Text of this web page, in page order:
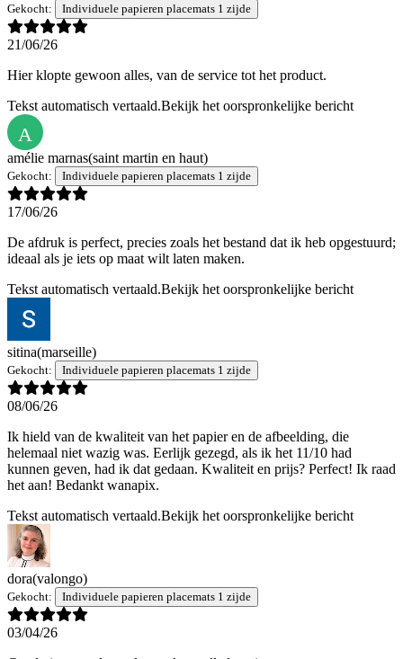
Gekocht: Individuele papieren placemats 1 zijde
21/06/26
Hier klopte gewoon alles, van de service tot het product.
Tekst automatisch vertaald.Bekijk het oorspronkelijke bericht
A
amélie marnas(saint martin en haut)
Gekocht: Individuele papieren placemats 1 zijde
17/06/26
De afdruk is perfect, precies zoals het bestand dat ik heb opgestuurd;
ideaal als je iets op maat wilt laten maken.
Tekst automatisch vertaald.Bekijk het oorspronkelijke bericht
sitina(marseille)
Gekocht: Individuele papieren placemats 1 zijde
08/06/26
Ik hield van de kwaliteit van het papier en de afbeelding, die
helemaal niet wazig was. Eerlijk gezegd, als ik het 11/10 had
kunnen geven, had ik dat gedaan. Kwaliteit en prijs? Perfect! Ik raad
het aan! Bedankt wanapix.
Tekst automatisch vertaald.Bekijk het oorspronkelijke bericht
dora(valongo)
Gekocht: Individuele papieren placemats 1 zijde
03/04/26